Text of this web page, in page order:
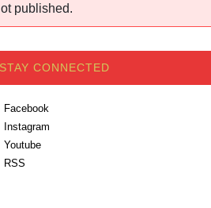
published.
STAY CONNECTED
Facebook
Instagram
Youtube
RSS